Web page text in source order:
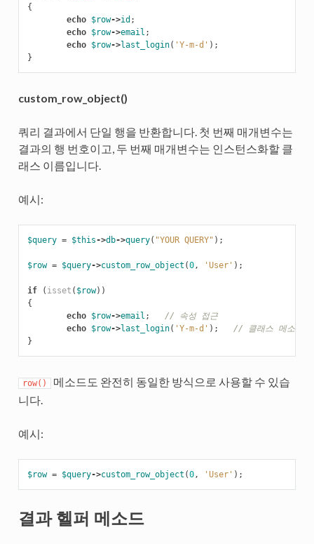
{
echo $row->id ;
echo $row->email ;
echo $row->last_login( 'Y-m-d' );
}
custom_row_object()
쿼리 결과에서 단일 행을 반환합니다. 첫 번째 매개변수는
결과의 행 번호이고, 두 번째 매개변수는 인스턴스화할 클
래스 이름입니다.
예시:
$query = $this->db->query( "YOUR QUERY" );
$row = $query->custom_row_object (0, 'User' );
if ( isset ( $row))
{
echo $row->email ;
// 속성 접근
echo $row->last_login( 'Y-m-d' );
// 클래스 메소드
}
row() 메소드도 완전히 동일한 방식으로 사용할 수 있습
니다.
예시:
$row = $query->custom_row_object (0, 'User' );
결과 헬퍼 메소드